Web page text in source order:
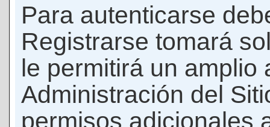
Para autenticarse
Registrarse tomará
le permitirá un amplio
Administración del
permisos adicionales